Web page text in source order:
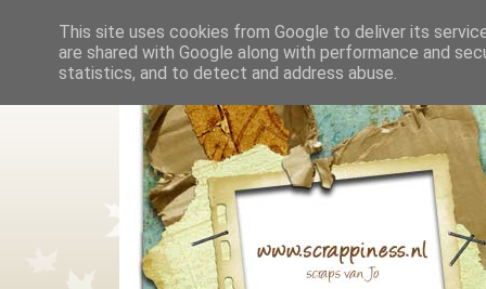
This site uses cookies from Google to deliver its
are shared with Google along with performance and
statistics, and to detect and address abuse.